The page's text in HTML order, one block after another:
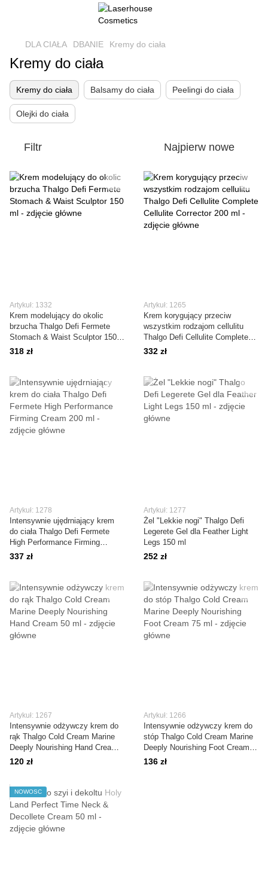
DLA CIAŁA DBANIE Kremy do ciała
Kremy do ciała
Kremy do ciała Balsamy do ciała Peelingi do ciała
Olejki do ciała
Filtr Najpierw nowe
Artykuł: 1332
Krem modelujący do okolic
brzucha Thalgo Defi Fermete
Stomach & Waist Sculptor 150
ml
318 zł
Artykuł: 1265
Krem korygujący przeciw
wszystkim rodzajom cellulitu
Thalgo Defi Cellulite Complete
Cellulite Corrector 200 ml
332 zł
Artykuł: 1278
Intensywnie ujędrniający krem
do ciała Thalgo Defi Fermete
High Performance Firming
Cream 200 ml
337 zł
Artykuł: 1277
Żel "Lekkie nogi" Thalgo Defi
Legerete Gel dla Feather Light
Legs 150 ml
252 zł
Artykuł: 1267
Intensywnie odżywczy krem do
rąk Thalgo Cold Cream Marine
Deeply Nourishing Hand Cream
50 ml
120 zł
Artykuł: 1266
Intensywnie odżywczy krem do
stóp Thalgo Cold Cream Marine
Deeply Nourishing Foot Cream
75 ml
136 zł
NOWOŚĆ